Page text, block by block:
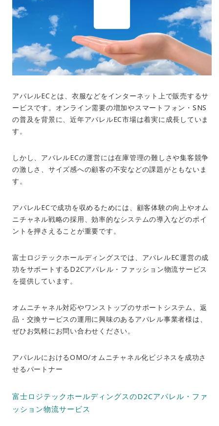
アパレルEC とは、衣服などをインターネット上で販売するサ
ービスです。オンライン需要の増加やスマートフォン・ SNS
の普及を背景に、近年アパレルEC市場は着実に成長していま
す。
しかし、アパレルECの運営には在庫管理の難しさや集客競争
の激しさ、サイズ感への顧客の不安などの課題がともないま
す。
アパレルECで成功を収めるためには、顧客体験の向上やオム
ニチャネル戦略の採用、効率的なシステムの導入などのポイ
ントを押さえることが重要です。
富士ロジテックホールディングスでは、アパレルEC運営の成
功をサポートする D2Cアパレル・ファッション物流サービス
を提供しています。
オムニチャネル対応やワンストップのサポートシステム、返
品・交換サービスの運用に興味のあるアパレル事業者様は、
ぜひお気軽にお問い合わせください。
アパレルにおけるOMO/オムニチャネル化ビジネスを成功さ
せるパートナー
富士ロジテックホールディングスのD2Cアパレル・ファ
ッション物流サービス